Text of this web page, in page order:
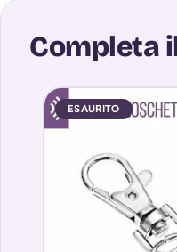
Completa
ESAURITO